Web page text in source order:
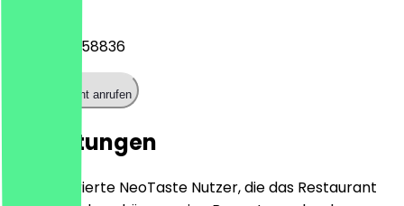
+4939159758836
Restaurant anrufen
Bewertungen
Nur registrierte NeoTaste Nutzer, die das Restaurant